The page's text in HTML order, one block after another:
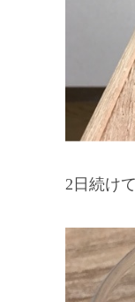
2日続け